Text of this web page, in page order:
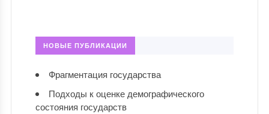
НОВЫЕ ПУБЛИКАЦИИ
Фрагментация государства
Подходы к оценке демографического
состояния государств